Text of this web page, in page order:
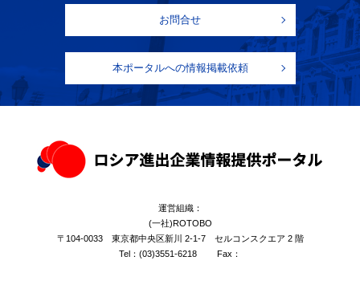
お問合せ
本ポータルへの情報掲載依頼
運営組織：
(一社)ROTOBO
〒104-0033 東京都中央区新川 2-1-7 セルコンスクエア 2 階
Tel： (03)3551-6218 Fax：